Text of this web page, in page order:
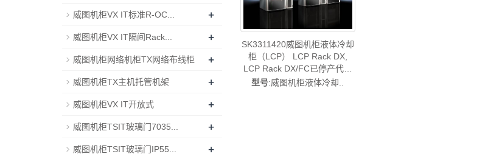
SK3311420威图机柜液体冷却
柜（LCP） LCP Rack DX,
LCP Rack DX/FC已停产代替
代
型号:威图机柜液体冷却..
威图机柜VX IT标准R-OC... +
威图机柜VX IT隔间Rack... +
威图机柜网络机柜TX网络布线柜 +
威图机柜TX主机托管机架 +
威图机柜VX IT开放式 +
威图机柜TSIT玻璃门7035... +
威图机柜TSIT玻璃门IP55... +